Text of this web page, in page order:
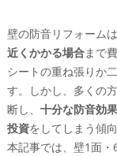
壁の防音リフォーム
近くかかる場合まで
シートの重ね張りか
す。しかし、多くの
断し、 十分な防音効
投資をしてしまう傾
本記事では、壁1面